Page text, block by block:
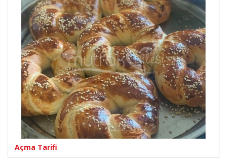
Açma Tarifi